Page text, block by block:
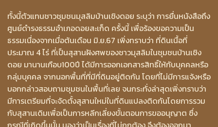
ทั้งนี้ตัวแทนชาวชุมชนมุสลิมบ้านเชิงดอย ระบุว่า การยื่นหนังสือถึง
ศูนย์ดำรงธรรมอำเภอดอยสะเก็ด ครั้งนี้ เพื่อร้องขอความเป็น
ธรรมเนื่องจากเมื่อต้นเดือน มิ.ย.67 เพิ่งทราบว่า ที่ดินเนื้อที่
ประมาณ 4 ไร่ ที่เป็นสุสานฝังศพของชาวมุสลิมในชุมชนบ้านเชิง
ดอย มานานเกือบ100ปี ได้มีการออกเอกสารสิทธิ์ให้กับบุคคลหรือ
กลุ่มบุคคล จากนอกพื้นที่ที่มีที่ดินอยู่ติดกัน โดยที่ไม่มีการแจ้งหรือ
บอกกล่าวสอบถามชุมชนในพื้นที่เลย จนกระทั่งล่าสุดเพิ่งทราบว่า
มีการเตรียมที่จะจัดตั้งสุสานใหม่ในที่ดินแปลงติดกันโดยการรวม
กับสุสานเดิมเพื่อเป็นการหลีกเลี่ยงขั้นตอนการขออนุญาต ซึ่ง